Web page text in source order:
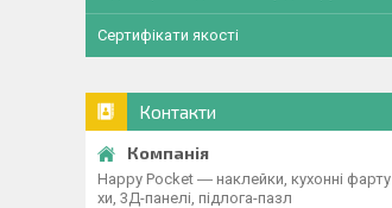
Сертифікати якості
Контакти
Happy Pocket ― наклейки, кухонні фарту
хи, 3Д-панелі, підлога-пазл